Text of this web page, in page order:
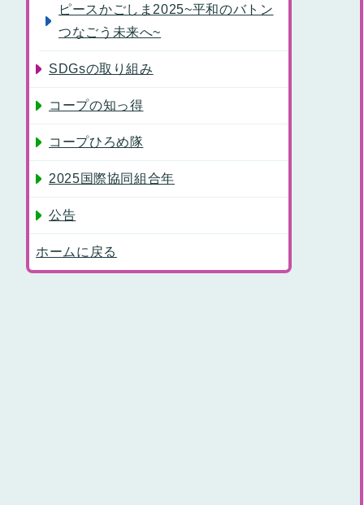
ピースかごしま2025~平和のバトン
つなごう未来へ~
SDGsの取り組み
コープの知っ得
コープひろめ隊
2025国際協同組合年
公告
ホームに戻る